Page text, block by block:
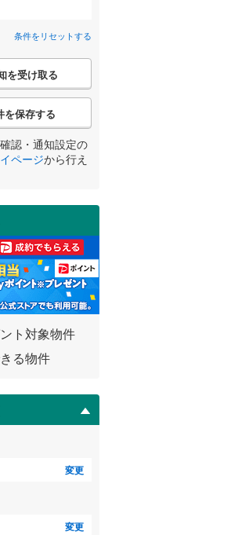
条件をリセットする
を受け取る
を保存する
認・通知設定の
ページから行え
ト対象物件
る物件
変更
変更
リセットする
リセットする
リセットする
リセットする
リセットする
内（ 93）
）
リセットする